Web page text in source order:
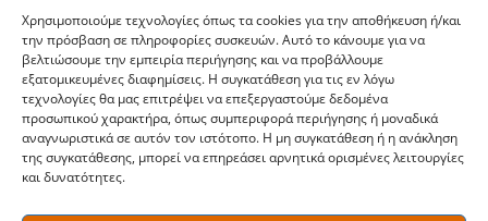
Χρησιμοποιούμε τεχνολογίες όπως τα cookies για την αποθήκευση ή/και
την πρόσβαση σε πληροφορίες συσκευών. Αυτό το κάνουμε για να
βελτιώσουμε την εμπειρία περιήγησης και να προβάλλουμε
εξατομικευμένες διαφημίσεις. Η συγκατάθεση για τις εν λόγω
τεχνολογίες θα μας επιτρέψει να επεξεργαστούμε δεδομένα
προσωπικού χαρακτήρα, όπως συμπεριφορά περιήγησης ή μοναδικά
αναγνωριστικά σε αυτόν τον ιστότοπο. Η μη συγκατάθεση ή η ανάκληση
της συγκατάθεσης, μπορεί να επηρεάσει αρνητικά ορισμένες λειτουργίες
και δυνατότητες.